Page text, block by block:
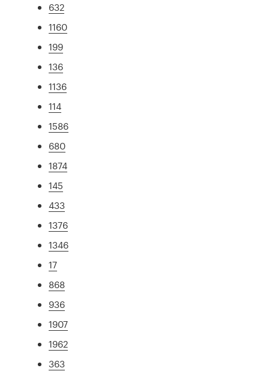
632
1160
199
136
1136
114
1586
680
1874
145
433
1376
1346
17
868
936
1907
1962
363